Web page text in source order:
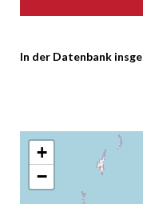
In der Datenbank
+
−